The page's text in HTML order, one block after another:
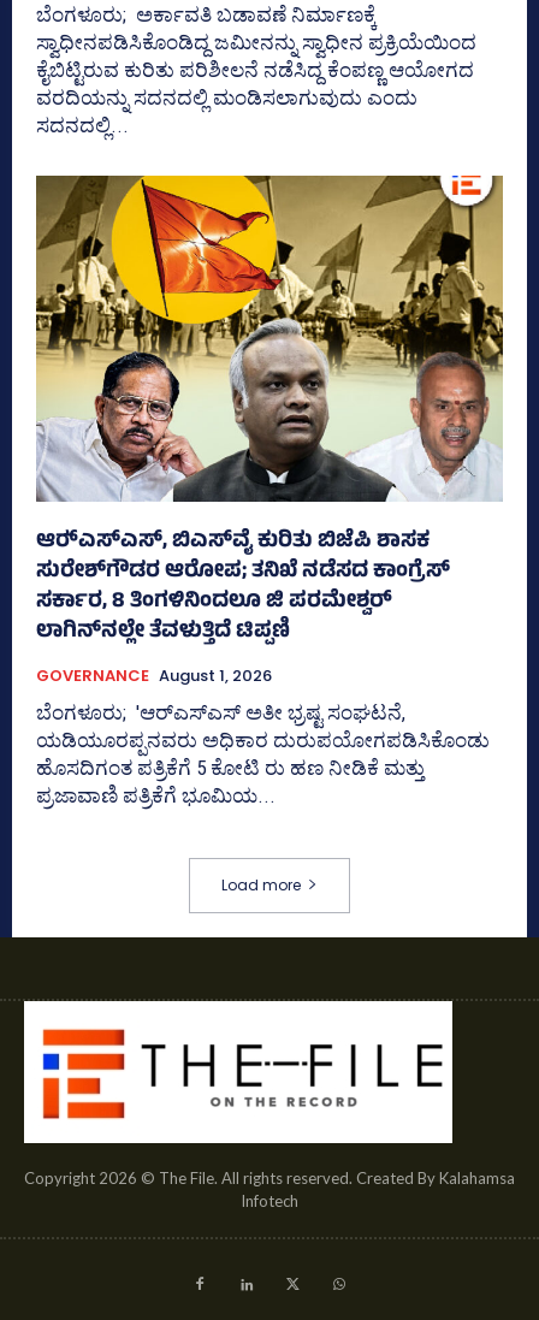
ಬೆಂಗಳೂರು; ಅರ್ಕಾವತಿ ಬಡಾವಣೆ ನಿರ್ಮಾಣಕ್ಕೆ
ಸ್ವಾಧೀನಪಡಿಸಿಕೊಂಡಿದ್ದ ಜಮೀನನ್ನು ಸ್ವಾಧೀನ ಪ್ರಕ್ರಿಯೆಯಿಂದ
ಕೈಬಿಟ್ಟಿರುವ ಕುರಿತು ಪರಿಶೀಲನೆ ನಡೆಸಿದ್ದ ಕೆಂಪಣ್ಣ ಆಯೋಗದ
ವರದಿಯನ್ನು ಸದನದಲ್ಲಿ ಮಂಡಿಸಲಾಗುವುದು ಎಂದು
ಸದನದಲ್ಲಿ...
ಆರ್‍‌ಎಸ್‌ಎಸ್‌, ಬಿಎಸ್‌ವೈ ಕುರಿತು ಬಿಜೆಪಿ ಶಾಸಕ
ಸುರೇಶ್‌ಗೌಡರ ಆರೋಪ; ತನಿಖೆ ನಡೆಸದ ಕಾಂಗ್ರೆಸ್‌
ಸರ್ಕಾರ, 8 ತಿಂಗಳಿನಿಂದಲೂ ಜಿ ಪರಮೇಶ್ವರ್
ಲಾಗಿನ್‌ನಲ್ಲೇ ತೆವಳುತ್ತಿದೆ ಟಿಪ್ಪಣಿ
GOVERNANCE August 1, 2026
ಬೆಂಗಳೂರು; 'ಆರ್‍‌ಎಸ್‌ಎಸ್‌ ಅತೀ ಭ್ರಷ್ಟ ಸಂಘಟನೆ,
ಯಡಿಯೂರಪ್ಪನವರು ಅಧಿಕಾರ ದುರುಪಯೋಗಪಡಿಸಿಕೊಂಡು
ಹೊಸದಿಗಂತ ಪತ್ರಿಕೆಗೆ 5 ಕೋಟಿ ರು ಹಣ ನೀಡಿಕೆ ಮತ್ತು
ಪ್ರಜಾವಾಣಿ ಪತ್ರಿಕೆಗೆ ಭೂಮಿಯ...
Load more
Copyright 2026 © The File. All rights reserved. Created By Kalahamsa
Infotech